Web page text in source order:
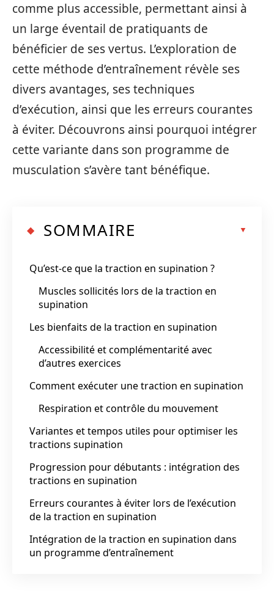
comme plus accessible, permettant ainsi à
un large éventail de pratiquants de
bénéficier de ses vertus. L’exploration de
cette méthode d’entraînement révèle ses
divers avantages, ses techniques
d’exécution, ainsi que les erreurs courantes
à éviter. Découvrons ainsi pourquoi intégrer
cette variante dans son programme de
musculation s’avère tant bénéfique.
SOMMAIRE
Qu’est-ce que la traction en supination ?
Muscles sollicités lors de la traction en
supination
Les bienfaits de la traction en supination
Accessibilité et complémentarité avec
d’autres exercices
Comment exécuter une traction en supination
Respiration et contrôle du mouvement
Variantes et tempos utiles pour optimiser les
tractions supination
Progression pour débutants : intégration des
tractions en supination
Erreurs courantes à éviter lors de l’exécution
de la traction en supination
Intégration de la traction en supination dans
un programme d’entraînement